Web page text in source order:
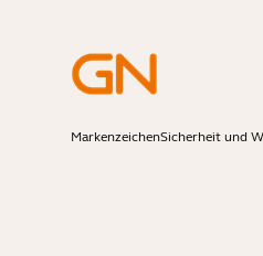
MarkenzeichenSicherheit und